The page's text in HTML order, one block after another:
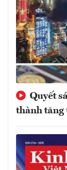
Quyết
thành tăng